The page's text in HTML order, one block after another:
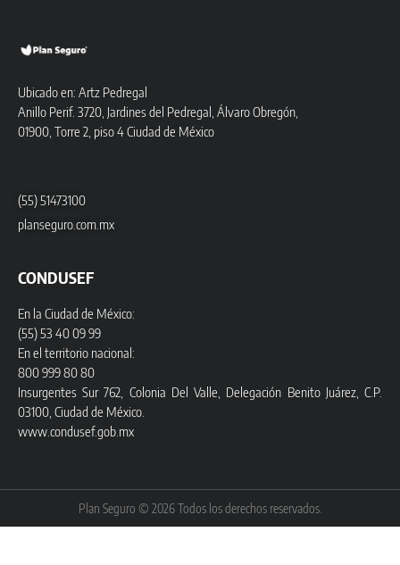
Ubicado en: Artz Pedregal
Anillo Perif. 3720, Jardines del Pedregal, Álvaro Obregón,
01900, Torre 2, piso 4 Ciudad de México
(55) 51473100
planseguro.com.mx
CONDUSEF
En la Ciudad de México:
(55) 53 40 09 99
En el territorio nacional:
800 999 80 80
Insurgentes Sur 762, Colonia Del Valle, Delegación Benito Juárez, C.P.
03100, Ciudad de México.
www.condusef.gob.mx
Plan Seguro © 2026 Todos los derechos reservados.